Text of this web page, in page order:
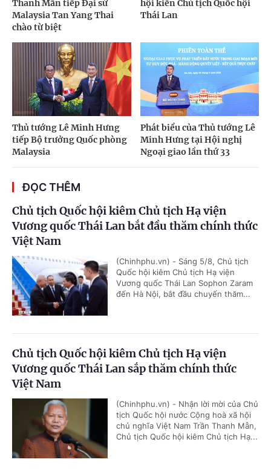
Thanh Mẫn tiếp Đại sứ
Malaysia Tan Yang Thai
chào từ biệt
hội kiến Chủ tịch Quốc hội
Thái Lan
Thủ tướng Lê Minh Hưng
tiếp Bộ trưởng Quốc phòng
Malaysia
Phát biểu của Thủ tướng Lê
Minh Hưng tại Hội nghị
Ngoại giao lần thứ 33
ĐỌC THÊM
Chủ tịch Quốc hội kiêm Chủ tịch Hạ viện
Vương quốc Thái Lan bắt đầu thăm chính thức
Việt Nam
(Chinhphu.vn) - Sáng 5/8, Chủ tịch
Quốc hội kiêm Chủ tịch Hạ viện
Vương quốc Thái Lan Sophon Zaram
đến Hà Nội, bắt đầu chuyến thăm...
Chủ tịch Quốc hội kiêm Chủ tịch Hạ viện
Vương quốc Thái Lan sắp thăm chính thức
Việt Nam
(Chinhphu.vn) - Nhận lời mời của Chủ
tịch Quốc hội nước Cộng hoà xã hội
chủ nghĩa Việt Nam Trần Thanh Mẫn,
Chủ tịch Quốc hội kiêm Chủ tịch Hạ...